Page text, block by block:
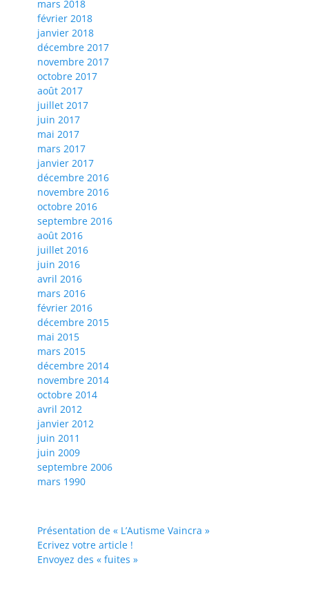
mars 2018
février 2018
janvier 2018
décembre 2017
novembre 2017
octobre 2017
août 2017
juillet 2017
juin 2017
mai 2017
mars 2017
janvier 2017
décembre 2016
novembre 2016
octobre 2016
septembre 2016
août 2016
juillet 2016
juin 2016
avril 2016
mars 2016
février 2016
décembre 2015
mai 2015
mars 2015
décembre 2014
novembre 2014
octobre 2014
avril 2012
janvier 2012
juin 2011
juin 2009
septembre 2006
mars 1990
Présentation de « L’Autisme Vaincra »
Ecrivez votre article !
Envoyez des « fuites »